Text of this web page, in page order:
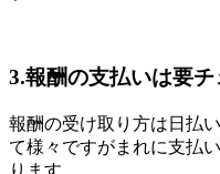
3.報酬の支払いは要チ
報酬の受け取り方は日払
て様々ですがまれに支払
ります。